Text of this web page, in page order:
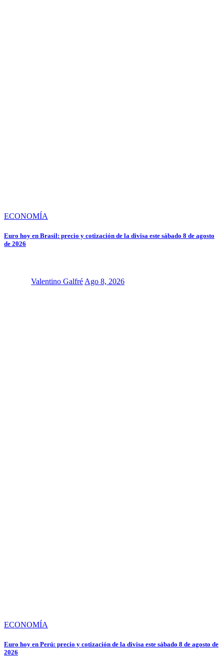
ECONOMÍA
Euro hoy en Brasil: precio y cotización de la divisa este sábado 8 de agosto
de 2026
Valentino Galfré Ago 8, 2026
ECONOMÍA
Euro hoy en Perú: precio y cotización de la divisa este sábado 8 de agosto de
2026